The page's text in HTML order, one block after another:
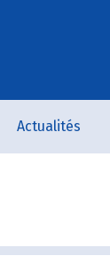
Actualités